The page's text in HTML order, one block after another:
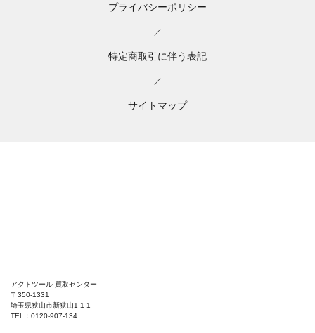
プライバシーポリシー
／
特定商取引に伴う表記
／
サイトマップ
アクトツール 買取センター
〒350-1331
埼玉県狭山市新狭山1-1-1
TEL：0120-907-134